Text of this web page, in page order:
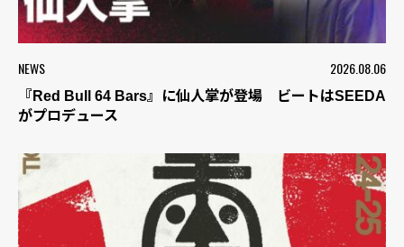
NEWS 2026.08.06
『Red Bull 64 Bars』に仙人掌が登場 ビートはSEEDA
がプロデュース